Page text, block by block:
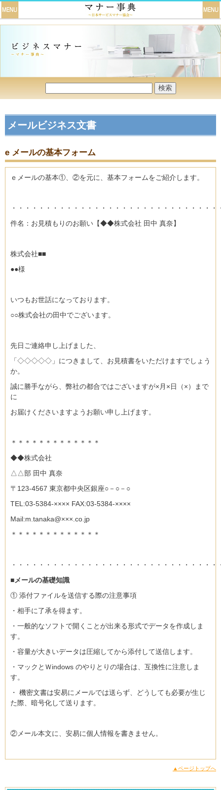
メールビジネス文書
e メールの基本フォーム
ｅメールの基本①、②を元に、基本フォームをご紹介します。
・・・・・・・・・・・・・・・・・・・・・・・・・・・・・
件名：お見積もりのお願い【◆◆株式会社 田中 真奈】
株式会社■■
●●様
いつもお世話になっております。
○○株式会社の田中でございます。
先日ご連絡申し上げました、
「◇◇◇◇◇」につきまして、お見積書をいただけますでしょう
か。
誠に勝手ながら、弊社の都合ではございますが×月×日（×）まで
に
お届けくださいますようお願い申し上げます。
＊＊＊＊＊＊＊＊＊＊＊＊＊
◆◆株式会社
△△部 田中 真奈
〒123-4567 東京都中央区銀座○－○－○
TEL:03-5384-×××× FAX:03-5384-××××
Mail:m.tanaka@×××.co.jp
＊＊＊＊＊＊＊＊＊＊＊＊＊
・・・・・・・・・・・・・・・・・・・・・・・・・・・・・
■メールの基礎知識
① 添付ファイルを送信する際の注意事項
・相手に了承を得ます。
・一般的なソフトで開くことが出来る形式でデータを作成しま
す。
・容量が大きいデータは圧縮してから添付して送信します。
・マックとＷindows のやりとりの場合は、互換性に注意しま
す。
・ 機密文書は安易にメールでは送らず、どうしても必要が生じ
た際、暗号化して送ります。
②メール本文に、安易に個人情報を書きません。
▲ページトップへ